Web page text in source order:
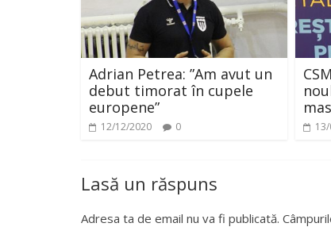
Adrian Petrea: ”Am avut un
debut timorat în cupele
europene”
12/12/2020 0
Lasă un răspuns
Adresa ta de email nu va fi publicată.